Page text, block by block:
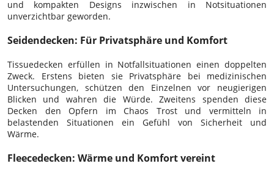
und kompakten Designs inzwischen in Notsituationen
unverzichtbar geworden.
Seidendecken: Für Privatsphäre und Komfort
Tissuedecken erfüllen in Notfallsituationen einen doppelten
Zweck. Erstens bieten sie Privatsphäre bei medizinischen
Untersuchungen, schützen den Einzelnen vor neugierigen
Blicken und wahren die Würde. Zweitens spenden diese
Decken den Opfern im Chaos Trost und vermitteln in
belastenden Situationen ein Gefühl von Sicherheit und
Wärme.
Fleecedecken: Wärme und Komfort vereint